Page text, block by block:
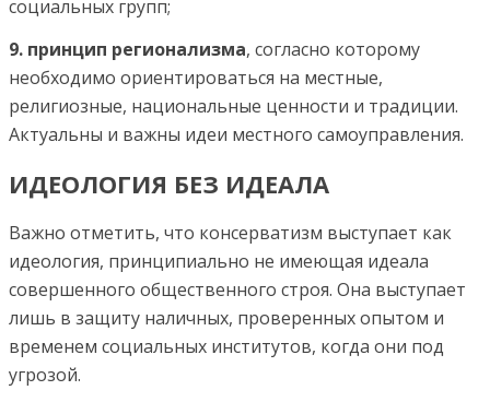
социальных групп;
9. принцип регионализма, согласно которому
необходимо ориентироваться на местные,
религиозные, национальные ценности и традиции.
Актуальны и важны идеи местного самоуправления.
ИДЕОЛОГИЯ БЕЗ ИДЕАЛА
Важно отметить, что консерватизм выступает как
идеология, принципиально не имеющая идеала
совершенного общественного строя. Она выступает
лишь в защиту наличных, проверенных опытом и
временем социальных институтов, когда они под
угрозой.